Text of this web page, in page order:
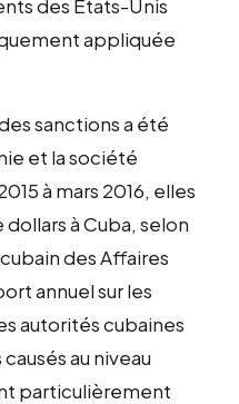
des Etats-Unis
appliquée
sanctions a été
et la société
à mars 2016, elles
à Cuba, selon
des Affaires
annuel sur les
autorités cubaines
au niveau
particulièrement